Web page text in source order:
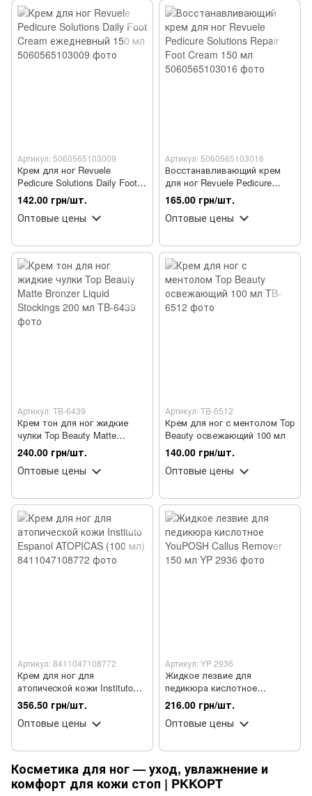
Артикул: 5060565103009
Крем для ног Revuele
Pedicure Solutions Daily Foot
Cream ежедневный 150 мл
142.00 грн/шт.
Оптовые цены
Артикул: 5060565103016
Восстанавливающий крем
для ног Revuele Pedicure
Solutions Repair Foot Cream
150 мл
165.00 грн/шт.
Оптовые цены
Артикул: TB-6439
Крем тон для ног жидкие
чулки Top Beauty Matte
Bronzer Liquid Stockings 200
мл
240.00 грн/шт.
Оптовые цены
Артикул: TB-6512
Крем для ног с ментолом Top
Beauty освежающий 100 мл
140.00 грн/шт.
Оптовые цены
Артикул: 8411047108772
Крем для ног для
атопической кожи Instituto
Espanol ATOPICAS (100 мл)
356.50 грн/шт.
Оптовые цены
Артикул: YP 2936
Жидкое лезвие для
педикюра кислотное
YouPOSH Callus Remover 150
мл
216.00 грн/шт.
Оптовые цены
Косметика для ног — уход, увлажнение и
комфорт для кожи стоп | PKKOPT